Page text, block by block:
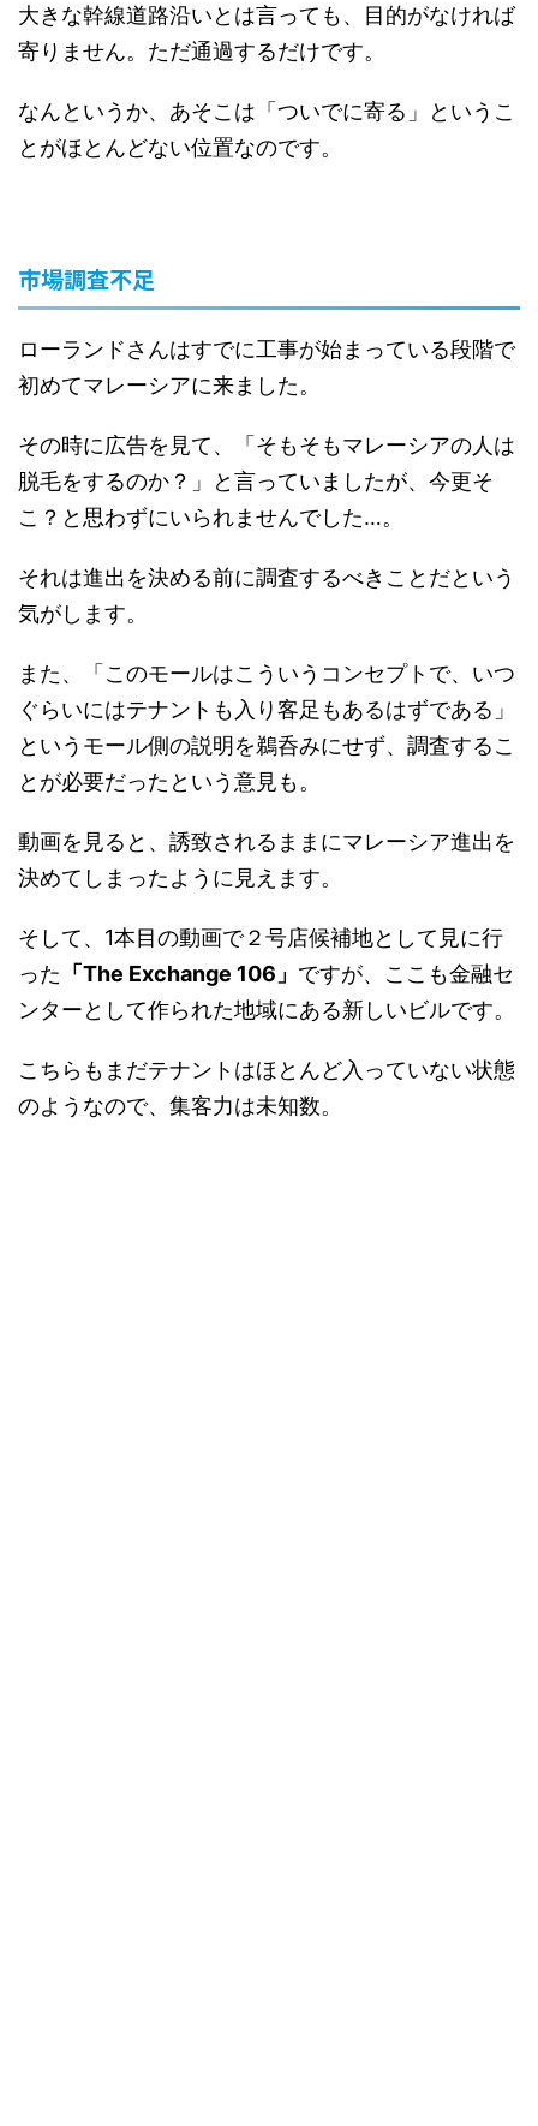
大きな幹線道路沿いとは言っても、目的がなければ
寄りません。ただ通過するだけです。
なんというか、あそこは「ついでに寄る」というこ
とがほとんどない位置なのです。
市場調査不足
ローランドさんはすでに工事が始まっている段階で
初めてマレーシアに来ました。
その時に広告を見て、「そもそもマレーシアの人は
脱毛をするのか？」と言っていましたが、今更そ
こ？と思わずにいられませんでした…。
それは進出を決める前に調査するべきことだという
気がします。
また、「このモールはこういうコンセプトで、いつ
ぐらいにはテナントも入り客足もあるはずである」
というモール側の説明を鵜呑みにせず、調査するこ
とが必要だったという意見も。
動画を見ると、誘致されるままにマレーシア進出を
決めてしまったように見えます。
そして、1本目の動画で２号店候補地として見に行
った 「The Exchange 106」 ですが、ここも金融セ
ンターとして作られた地域にある新しいビルです。
こちらもまだテナントはほとんど入っていない状態
のようなので、集客力は未知数。